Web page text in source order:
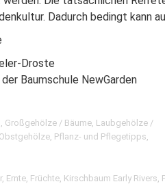
Dadurch bedingt kann
Droste
Baumschule NewGarden
, Großgehölze / Bäume, Laubgehölze /
Obstgehölze, Pflanz- und Pflegetipps,
, Ernte, Früchte, Kirschbaum Early Rivers,